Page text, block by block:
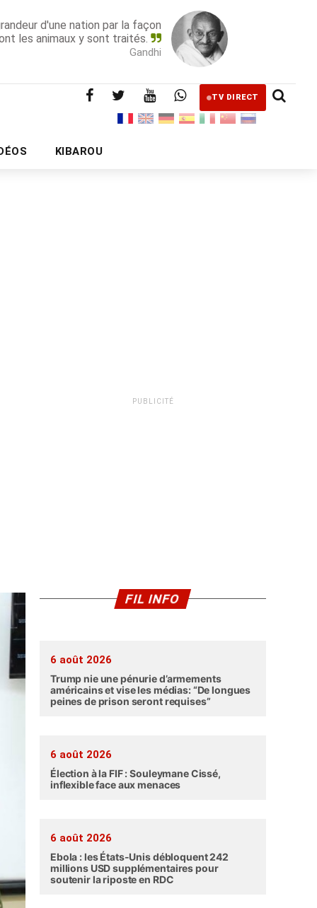
d'une nation par la façon
les animaux y sont traités.
Gandhi
TV DIRECT
KIBAROU
PUBLICITÉ
FIL INFO
6 août 2026
Trump nie une pénurie d’armements
américains et vise les médias: “De longues
peines de prison seront requises”
6 août 2026
Élection à la FIF : Souleymane Cissé,
inflexible face aux menaces
6 août 2026
Ebola : les États-Unis débloquent 242
millions USD supplémentaires pour
soutenir la riposte en RDC